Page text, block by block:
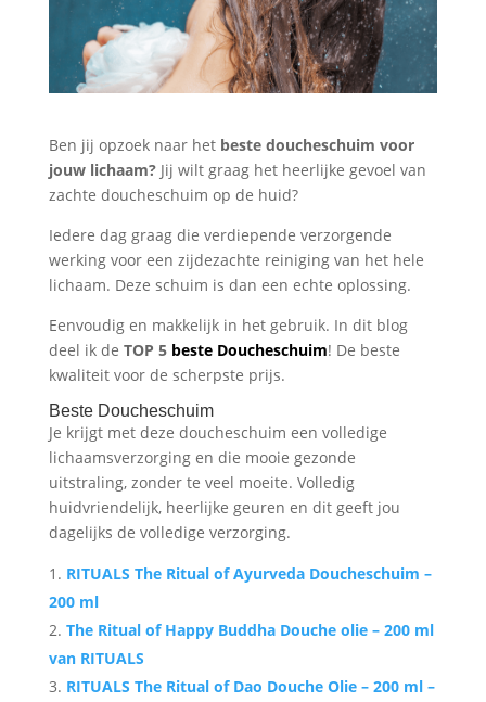
Ben jij opzoek naar hetbeste doucheschuim voor
jouw lichaam?Jij wilt graag het heerlijke gevoel van
zachte doucheschuim op de huid?
Iedere dag graag die verdiepende verzorgende
werking voor een zijdezachte reiniging van het hele
lichaam. Deze schuim is dan een echte oplossing.
Eenvoudig en makkelijk in het gebruik. In dit blog
deel ik de TOP 5 beste Doucheschuim! De beste
kwaliteit voor de scherpste prijs.
Beste Doucheschuim
Je krijgt met deze doucheschuim een volledige
lichaamsverzorging en die mooie gezonde
uitstraling, zonder te veel moeite. Volledig
huidvriendelijk, heerlijke geuren en dit geeft jou
dagelijks de volledige verzorging.
RITUALS The Ritual of Ayurveda Doucheschuim –
200 ml
The Ritual of Happy Buddha Douche olie – 200 ml
van RITUALS
RITUALS The Ritual of Dao Douche Olie – 200 ml –